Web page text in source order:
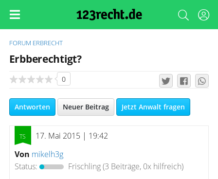
FORUM ERBRECHT
Erbberechtigt?
0
Antworten Neuer Beitrag Jetzt Anwalt fragen
17. Mai 2015 | 19:42
Von mikelh3g
Status:
Frischling(3 Beiträge, 0x hilfreich)